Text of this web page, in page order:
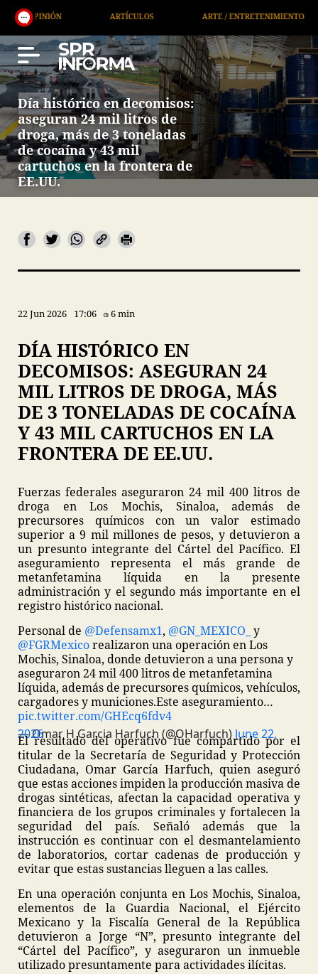
ARTÍCULOS ARTE / ENTRETENIMIENTO
Día histórico en decomisos:
aseguran 24 mil litros de
droga, más de 3 toneladas
de cocaína y 43 mil
cartuchos en la frontera de
EE.UU.
22 Jun 2026 17:06 6 min
DÍA HISTÓRICO EN
DECOMISOS: ASEGURAN 24
MIL LITROS DE DROGA, MÁS
DE 3 TONELADAS DE COCAÍNA
Y 43 MIL CARTUCHOS EN LA
FRONTERA DE EE.UU.
Fuerzas federales aseguraron 24 mil 400 litros de
droga en Los Mochis, Sinaloa, además de
precursores químicos con un valor estimado
superior a 9 mil millones de pesos, y detuvieron a
un presunto integrante del Cártel del Pacífico. El
aseguramiento representa el más grande de
metanfetamina líquida en la presente
administración y el segundo más importante en el
registro histórico nacional.
Personal de @Defensamx1, @GN_MEXICO_ y
@FGRMexicorealizaron una operación en Los
Mochis, Sinaloa, donde detuvieron a una persona y
aseguraron 24 mil 400 litros de metanfetamina
líquida, además de precursores químicos, vehículos,
cargadores y municiones.Este aseguramiento…
pic.twitter.com/GHEcq6fdv4
— Omar H Garcia Harfuch (@OHarfuch)
June 22, 2026
El resultado del operativo fue compartido por el
titular de la Secretaría de Seguridad y Protección
Ciudadana, Omar García Harfuch, quien aseguró
que estas acciones impiden la producción masiva de
drogas sintéticas, afectan la capacidad operativa y
financiera de los grupos criminales y fortalecen la
seguridad del país. Señaló además que la
instrucción es continuar con el desmantelamiento
de laboratorios, cortar cadenas de producción y
evitar que estas sustancias lleguen a las calles.
En una operación conjunta en Los Mochis, Sinaloa,
elementos de la Guardia Nacional, el Ejército
Mexicano y la Fiscalía General de la República
detuvieron a Jorge “N”, presunto integrante del
“Cártel del Pacífico”, y aseguraron un inmueble
utilizado presuntamente para actividades ilícitas.